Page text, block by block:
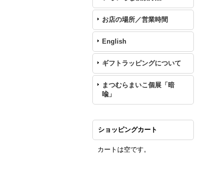
お店の場所／営業時間
English
ギフトラッピングについて
まつむらまいこ個展「暗
喩」
ショッピングカート
カートは空です。